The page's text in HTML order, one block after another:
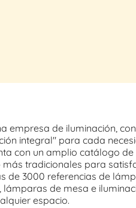
empresa de iluminación,
integral" para cada
con un amplio catálogo
tradicionales para
de 3000 referencias de
lámparas de mesa e
espacio.